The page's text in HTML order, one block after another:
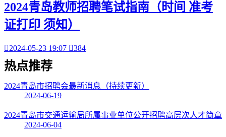
2024青岛教师招聘笔试指南（时间 准考
证打印 须知）
2024-05-23 19:07 384
热点推荐
2024青岛市招聘会最新消息（持续更新）
2024-06-19
2024青岛市交通运输局所属事业单位公开招聘高层次人才简章
2024-06-04